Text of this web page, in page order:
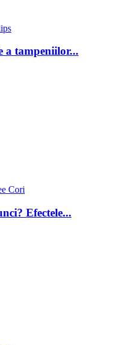
a tampeniilor...
Cori
Efectele...